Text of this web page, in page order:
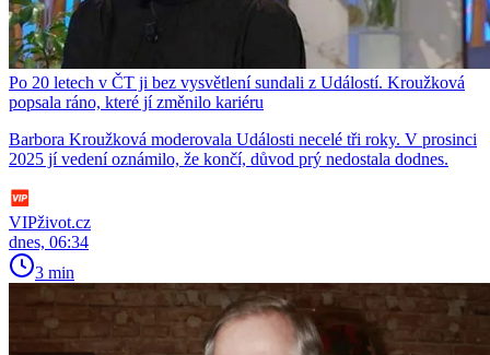
Po 20 letech v ČT ji bez vysvětlení sundali z Událostí. Kroužková
popsala ráno, které jí změnilo kariéru
Barbora Kroužková moderovala Události necelé tři roky. V prosinci
2025 jí vedení oznámilo, že končí, důvod prý nedostala dodnes.
VIPživot.cz
dnes, 06:34
3 min